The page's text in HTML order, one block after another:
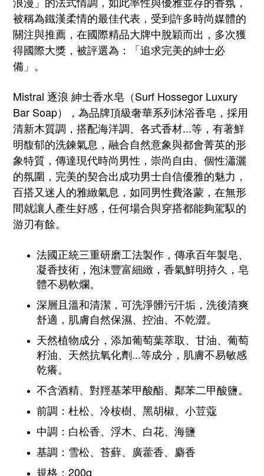
被稱為鐵漢柔情的最佳代表，受到許多時尚媒體的
關注與推薦， 在國際精品大牌中脫穎而出 ，多次獲
得國際大獎，被評選為：「追求完美的紳士必
備」。
Mistral 逐浪 紳士香水皂（Surf Hossegor Luxury
Bar Soap）， 為品牌頂級奢華系列沐浴香皂， 採用
清新木質調，搭配海洋調、各式香材...等，有著鮮
明馥郁的洗鍊氣息，融合自然意象與都會菁英的形
象特質，傳達現代時尚男性，崇尚自由、 個性瀟灑
的氛圍，完美的契合出成功男士自信優雅的魅力，
百搭又迷人的雅緻氣息， 如同男性費洛蒙，在無形
間就讓人產生好感， 任何場合與穿搭都能夠駕馭的
游刃有餘。
法國正統三重研磨工法製作，傳承百年製皂、
凝香技術，泡沫豐富細緻，香氣鮮明持久，皂
體不易軟爛。
深層且溫和清潔，可洗淨髒污汗垢，洗後清爽
舒適，肌膚自然保濕、控油、不乾澀。
天然植物成分，添加葡萄葉萃取、甘油、葡萄
籽油、天然抗氧化劑...等成分，肌膚不易敏感
乾癢。
不含酒精、對羥基苯甲酸酯、鄰苯二甲酸鹽。
前調： 杜松、冷桉樹、黑胡椒、小荳蔻
中調： 白松香、浮木、白花、海鹽
基調： 雪松、苔蘚、廣藿香、麝香
規格：200g